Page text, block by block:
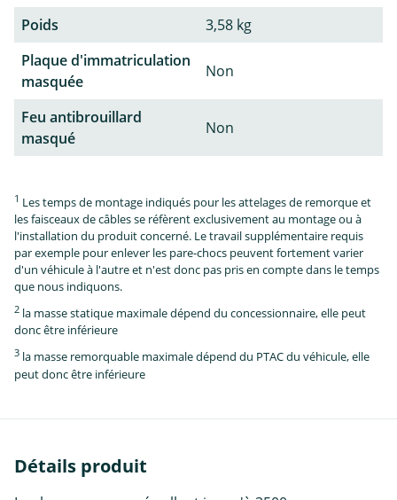
Poids
3,58 kg
Plaque d'immatriculation
masquée
Non
Feu antibrouillard
masqué
Non
1 Les temps de montage indiqués pour les attelages de remorque et
les faisceaux de câbles se réfèrent exclusivement au montage ou à
l'installation du produit concerné. Le travail supplémentaire requis
par exemple pour enlever les pare-chocs peuvent fortement varier
d'un véhicule à l'autre et n'est donc pas pris en compte dans le temps
que nous indiquons.
2 la masse statique maximale dépend du concessionnaire, elle peut
donc être inférieure
3 la masse remorquable maximale dépend du PTAC du véhicule, elle
peut donc être inférieure
Détails produit